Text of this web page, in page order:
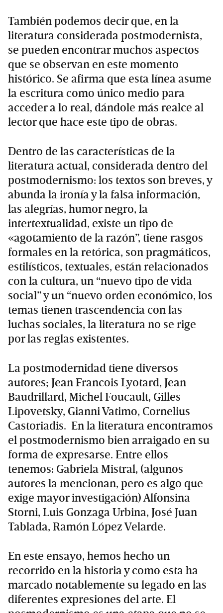
También podemos decir que, en la
literatura considerada postmodernista,
se pueden encontrar muchos aspectos
que se observan en este momento
histórico. Se afirma que esta línea asume
la escritura como único medio para
acceder a lo real, dándole más realce al
lector que hace este tipo de obras.
Dentro de las características de la
literatura actual, considerada dentro del
postmodernismo: los textos son breves, y
abunda la ironía y la falsa información,
las alegrías, humor negro, la
intertextualidad, existe un tipo de
«agotamiento de la razón”, tiene rasgos
formales en la retórica, son pragmáticos,
estilísticos, textuales, están relacionados
con la cultura, un “nuevo tipo de vida
social” y un “nuevo orden económico, los
temas tienen trascendencia con las
luchas sociales, la literatura no se rige
por las reglas existentes.
La postmodernidad tiene diversos
autores; Jean Francois Lyotard, Jean
Baudrillard, Michel Foucault, Gilles
Lipovetsky, Gianni Vatimo, Cornelius
Castoriadis. En la literatura encontramos
el postmodernismo bien arraigado en su
forma de expresarse. Entre ellos
tenemos: Gabriela Mistral, (algunos
autores la mencionan, pero es algo que
exige mayor investigación) Alfonsina
Storni, Luis Gonzaga Urbina, José Juan
Tablada, Ramón López Velarde.
En este ensayo, hemos hecho un
recorrido en la historia y como esta ha
marcado notablemente su legado en las
diferentes expresiones del arte. El